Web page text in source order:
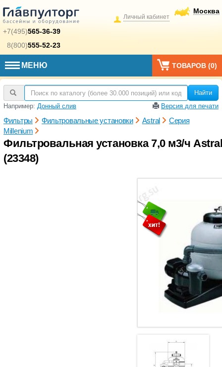
+7(495)565-36-39
8(800)555-52-23
Москва
Личный кабинет
МЕНЮ ТОВАРОВ (0)
Найти
Например: Донный слив Версия для печати
Фильтры Фильтровальные установки Astral
Серия
Millenium
Фильтровальная установка 7,0 м3/ч
(23348)